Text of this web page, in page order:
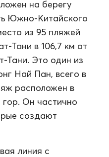
на берегу
Южно-Китайского
из 95 пляжей
Тани в 106,7 км от
Тани. Это один из
Най Пан, всего в
расположен в
Он частично
создают
линия с